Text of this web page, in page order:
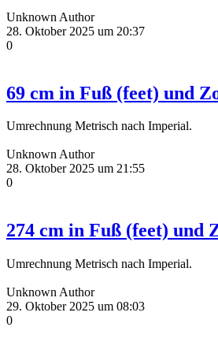
Unknown Author
28. Oktober 2025 um 20:37
0
69 cm in Fuß (feet) und
Umrechnung Metrisch nach Imperial.
Unknown Author
28. Oktober 2025 um 21:55
0
274 cm in Fuß (feet) und
Umrechnung Metrisch nach Imperial.
Unknown Author
29. Oktober 2025 um 08:03
0